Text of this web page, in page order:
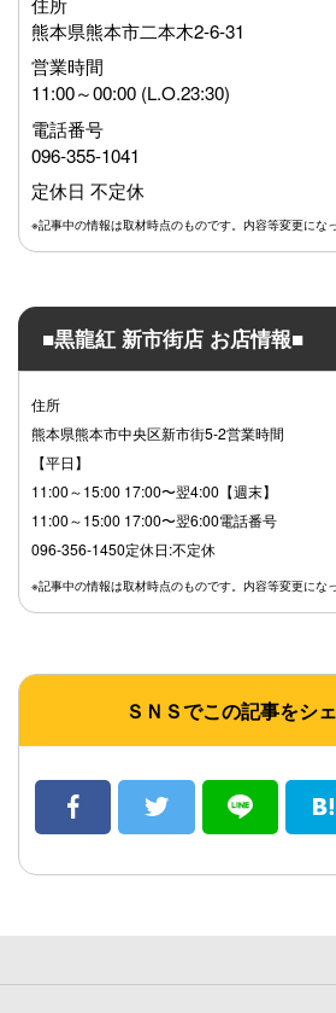
熊本県熊本市二本木2-6-31
営業時間
11:00～00:00 (L.O.23:30)
電話番号
096-355-1041
定休日 不定休
※記事中の情報は取材時点のものです。内容等変更にな
■黒龍紅 新市街店 お店情報■
住所
熊本県熊本市中央区新市街5-2営業時間
【平日】
11:00～15:00 17:00〜翌4:00【週末】
11:00～15:00 17:00〜翌6:00電話番号
096-356-1450定休日:不定休
※記事中の情報は取材時点のものです。内容等変更にな
ＳＮＳでこの記事をシ